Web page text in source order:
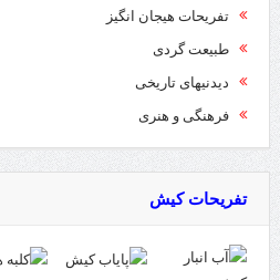
تفریحات هیجان انگیز
طبیعت گردی
دیدنیهای تاریخی
فرهنگی و هنری
تفریحات کیش